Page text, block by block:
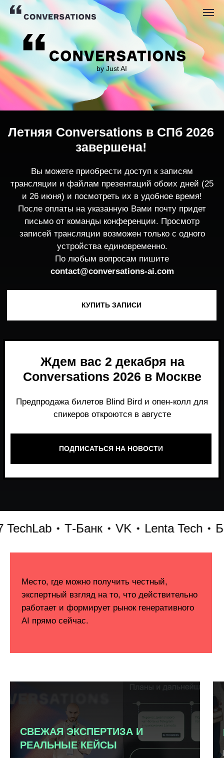
by Just AI
трансляции и файлам презентаций обоих дней (25
После оплаты на указанную Вами почту придет
записей трансляции возможен только с одного
устройства единовременно.
По любым вопросам пишите
contact@conversations-ai.co m
Летняя Conversations в СПб 2026
завершена!
Ждем вас 2 декабря на
Conversations 2026 в Москве
ПОДПИСАТЬСЯ НА НОВОСТИ
Т-Банк VK Lenta Tech
Место, где можно получить честный,
работает и формирует рынок генеративного
СВЕЖАЯ ЭКСПЕРТИЗА И
РЕАЛЬНЫЕ КЕЙСЫ